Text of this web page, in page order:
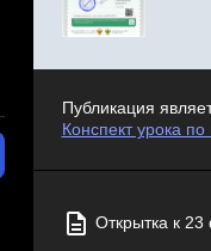
Публикация
Конспект урока
Открытка к